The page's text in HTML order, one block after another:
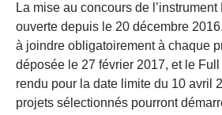
La mise au concours de
ouverte depuis le 20 décembre
à joindre obligatoirement à chaque
déposée le 27 février 2017, et le
rendu pour la date limite du 10 avril
projets sélectionnés pourront